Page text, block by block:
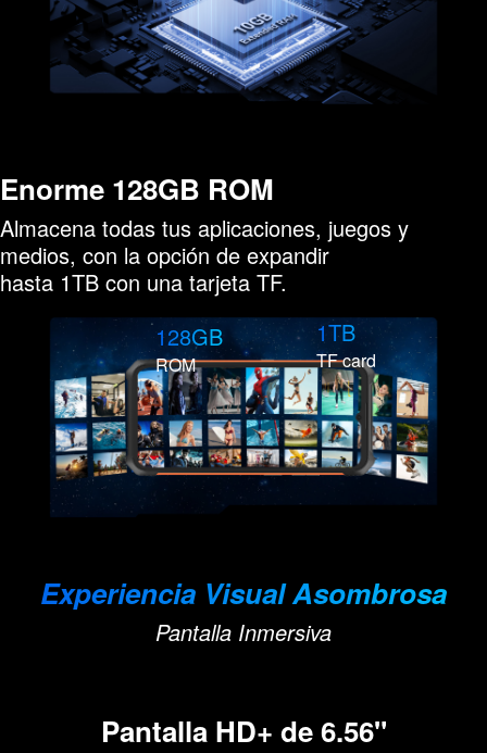
Enorme 128GB ROM
Almacena todas tus aplicaciones, juegos y
medios, con la opción de expandir
hasta 1TB con una tarjeta TF.
128GB
ROM
1TB
TF card
Experiencia Visual Asombrosa
Pantalla Inmersiva
Pantalla HD+ de 6.56"